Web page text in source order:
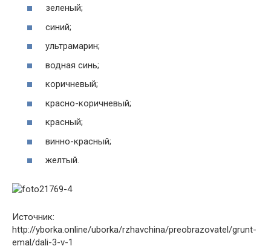
зеленый;
синий;
ультрамарин;
водная синь;
коричневый;
красно-коричневый;
красный;
винно-красный;
желтый.
Источник:
http://yborka.online/uborka/rzhavchina/preobrazovatel/grunt-
emal/dali-3-v-1